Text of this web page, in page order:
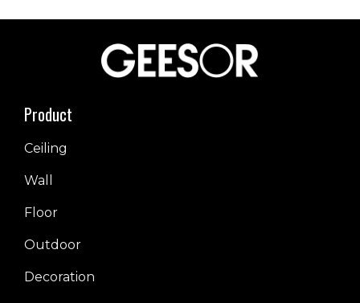
Product
Ceiling
Wall
Floor
Outdoor
Decoration